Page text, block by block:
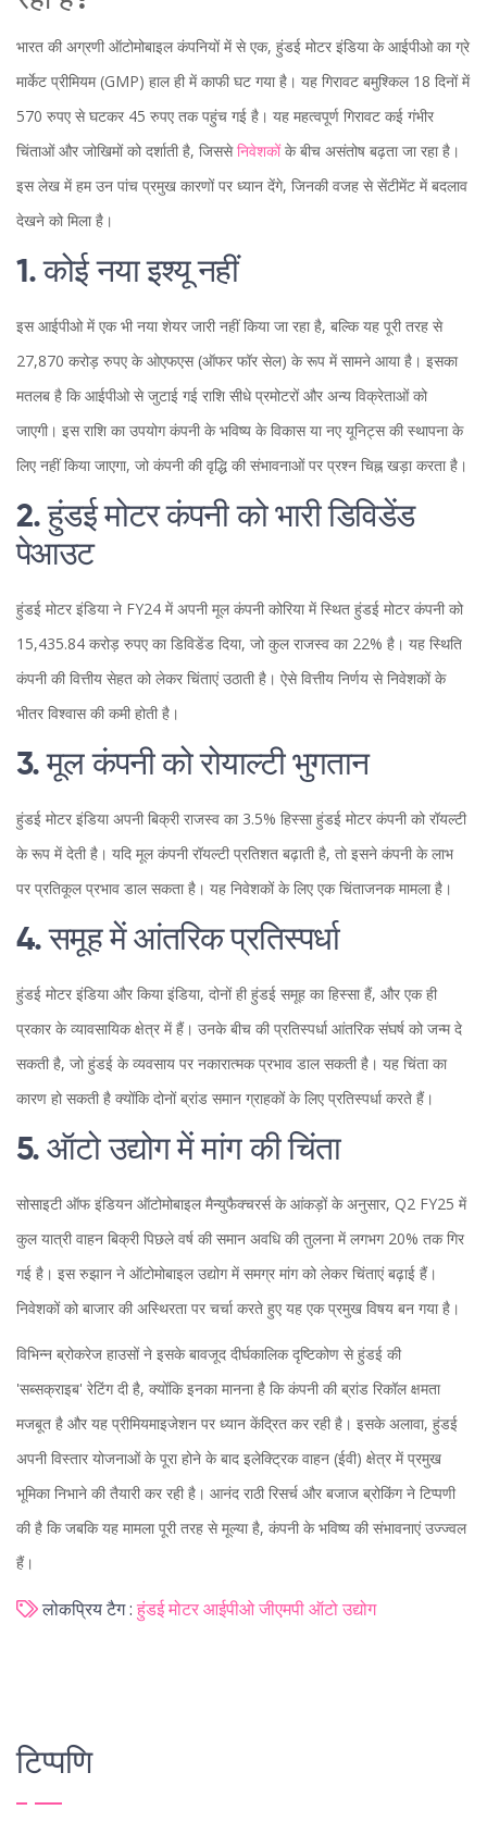
भारत की अग्रणी ऑटोमोबाइल कंपनियों में से एक, हुंडई मोटर इंडिया के आईपीओ का ग्रे
मार्केट प्रीमियम (GMP) हाल ही में काफी घट गया है। यह गिरावट बमुश्किल 18 दिनों में
570 रुपए से घटकर 45 रुपए तक पहुंच गई है। यह महत्वपूर्ण गिरावट कई गंभीर
चिंताओं और जोखिमों को दर्शाती है, जिससेनिवेशकों के बीच असंतोष बढ़ता जा रहा है।
इस लेख में हम उन पांच प्रमुख कारणों पर ध्यान देंगे, जिनकी वजह से सेंटीमेंट में बदलाव
देखने को मिला है।
1. कोई नया इश्यू नहीं
इस आईपीओ में एक भी नया शेयर जारी नहीं किया जा रहा है, बल्कि यह पूरी तरह से
27,870 करोड़ रुपए के ओएफएस (ऑफर फॉर सेल) के रूप में सामने आया है। इसका
मतलब है कि आईपीओ से जुटाई गई राशि सीधे प्रमोटरों और अन्य विक्रेताओं को
जाएगी। इस राशि का उपयोग कंपनी के भविष्य के विकास या नए यूनिट्स की स्थापना के
लिए नहीं किया जाएगा, जो कंपनी की वृद्धि की संभावनाओं पर प्रश्न चिह्न खड़ा करता है।
2. हुंडई मोटर कंपनी को भारी डिविडेंड
पेआउट
हुंडई मोटर इंडिया ने FY24 में अपनी मूल कंपनी कोरिया में स्थित हुंडई मोटर कंपनी को
15,435.84 करोड़ रुपए का डिविडेंड दिया, जो कुल राजस्व का 22% है। यह स्थिति
कंपनी की वित्तीय सेहत को लेकर चिंताएं उठाती है। ऐसे वित्तीय निर्णय से निवेशकों के
भीतर विश्वास की कमी होती है।
3. मूल कंपनी को रोयाल्टी भुगतान
हुंडई मोटर इंडिया अपनी बिक्री राजस्व का 3.5% हिस्सा हुंडई मोटर कंपनी को रॉयल्टी
के रूप में देती है। यदि मूल कंपनी रॉयल्टी प्रतिशत बढ़ाती है, तो इसने कंपनी के लाभ
पर प्रतिकूल प्रभाव डाल सकता है। यह निवेशकों के लिए एक चिंताजनक मामला है।
4. समूह में आंतरिक प्रतिस्पर्धा
हुंडई मोटर इंडिया और किया इंडिया, दोनों ही हुंडई समूह का हिस्सा हैं, और एक ही
प्रकार के व्यावसायिक क्षेत्र में हैं। उनके बीच की प्रतिस्पर्धा आंतरिक संघर्ष को जन्म दे
सकती है, जो हुंडई के व्यवसाय पर नकारात्मक प्रभाव डाल सकती है। यह चिंता का
कारण हो सकती है क्योंकि दोनों ब्रांड समान ग्राहकों के लिए प्रतिस्पर्धा करते हैं।
5. ऑटो उद्योग में मांग की चिंता
सोसाइटी ऑफ इंडियन ऑटोमोबाइल मैन्युफैक्चरर्स के आंकड़ों के अनुसार, Q2 FY25 में
कुल यात्री वाहन बिक्री पिछले वर्ष की समान अवधि की तुलना में लगभग 20% तक गिर
गई है। इस रुझान ने ऑटोमोबाइल उद्योग में समग्र मांग को लेकर चिंताएं बढ़ाई हैं।
निवेशकों को बाजार की अस्थिरता पर चर्चा करते हुए यह एक प्रमुख विषय बन गया है।
विभिन्न ब्रोकरेज हाउसों ने इसके बावजूद दीर्घकालिक दृष्टिकोण से हुंडई की
'सब्सक्राइब' रेटिंग दी है, क्योंकि इनका मानना है कि कंपनी की ब्रांड रिकॉल क्षमता
मजबूत है और यह प्रीमियमाइजेशन पर ध्यान केंद्रित कर रही है। इसके अलावा, हुंडई
अपनी विस्तार योजनाओं के पूरा होने के बाद इलेक्ट्रिक वाहन (ईवी) क्षेत्र में प्रमुख
भूमिका निभाने की तैयारी कर रही है। आनंद राठी रिसर्च और बजाज ब्रोकिंग ने टिप्पणी
की है कि जबकि यह मामला पूरी तरह से मूल्या है, कंपनी के भविष्य की संभावनाएं उज्ज्वल
हैं।
लोकप्रिय टैग : हुंडई मोटर आईपीओ जीएमपी ऑटो उद्योग
टिप्पणि